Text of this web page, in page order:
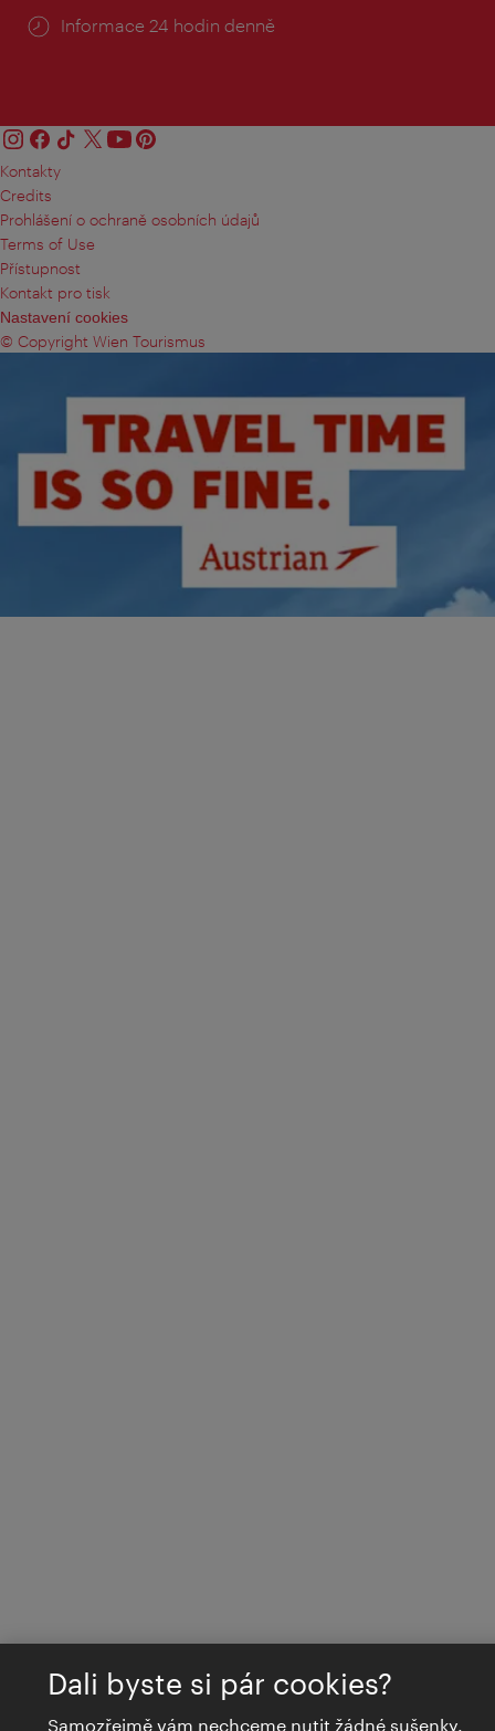
Informace 24 hodin denně
Kontakty
Credits
Prohlášení o ochraně osobních údajů
Terms of Use
Přístupnost
Kontakt pro tisk
Nastavení cookies
© Copyright Wien Tourismus
Dali byste si pár cookies?
Samozřejmě vám nechceme nutit žádné sušenky.